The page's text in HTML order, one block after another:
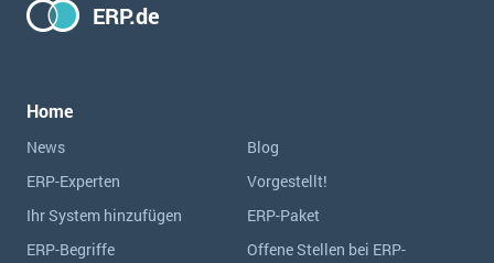
ERP.de
Home
News
Blog
ERP-Experten
Vorgestellt!
Ihr System hinzufügen
ERP-Paket
ERP-Begriffe
Offene Stellen bei ERP-